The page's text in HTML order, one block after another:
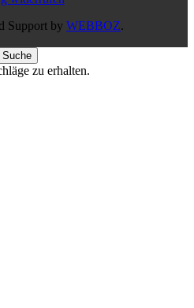
Support by WEBBOZ.
Suche
zu erhalten.